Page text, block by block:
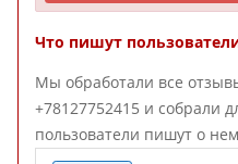
Что пишут
Мы обработали все
+78127752415 и собрали
пользователи пишут о